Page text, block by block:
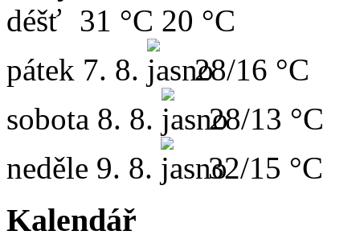
31 °C 20 °C
pátek 7. 8.
28/16 °C
sobota 8. 8.
28/13 °C
neděle 9. 8. 32/15 °C
Kalendář